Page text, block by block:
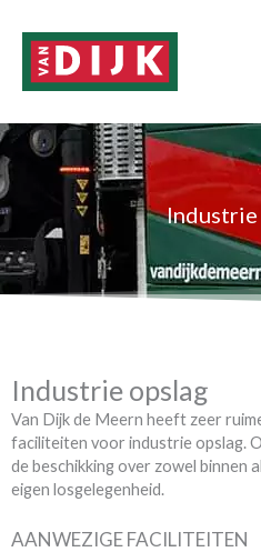
naar
inhoud
Industrie
Industrie opslag
Van Dijk de Meern heeft zeer
faciliteiten voor industrie opslag.
de beschikking over zowel binnen
eigen losgelegenheid.
AANWEZIGE FACILITEITEN